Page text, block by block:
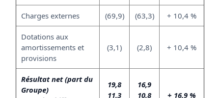
Charges externes (69,9) (63,3) + 10,4 %
Dotations aux
amortissements et
provisions
(3,1) (2,8) + 10,4 %
Résultat net (part du
Groupe)
19,8
11,3
16,9
10,8
+ 16,9 %